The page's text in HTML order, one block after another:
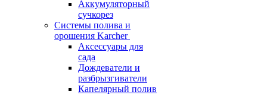
Аккумуляторный
сучкорез
Системы полива и
орошения Karcher
Аксессуары для
сада
Дождеватели и
разбрызгиватели
Капелярный полив